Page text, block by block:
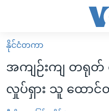
လွယ်ကူ
စေ
သည့်
Link
မူလစာမျက်နှာ
မြန်မာ
ကမ္ဘာ့သတင်းများ
နိုင်ငံတကာ
ဗွီဒီယို
နိုင်ငံတကာ
အကျဉ်းကျ တရု
လှုပ်ရှား သူ ထောင်